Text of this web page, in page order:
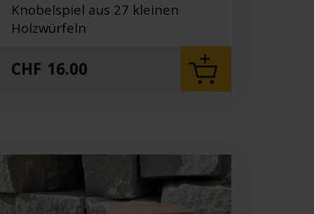
Knobelspiel aus 27 kleinen
Holzwürfeln
CHF 16.00